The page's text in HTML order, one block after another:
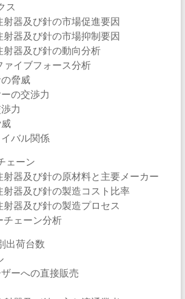
ス
射器及び針の市場促進要因
射器及び針の市場抑制要因
射器及び針の動向分析
ァイブフォース分析
脅威
の交渉力
力
バル関係
ェーン
射器及び針の原材料と主要メーカー
射器及び針の製造コスト比率
射器及び針の製造プロセス
チェーン分析
出荷台数
ーへの直接販売